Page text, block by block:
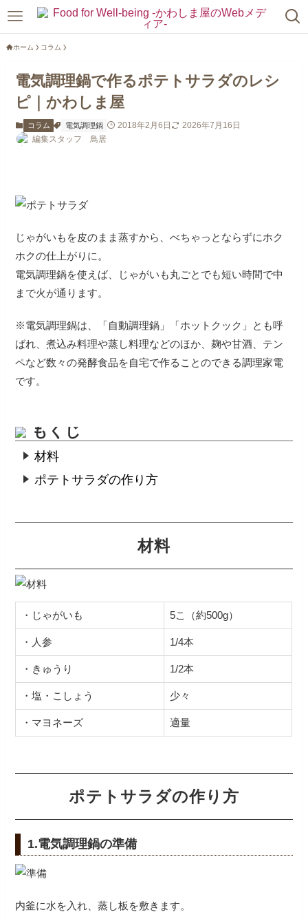
ホーム コラム
電気調理鍋で作るポテトサラダのレシ
ピ｜かわしま屋
コラム 電気調理鍋 2018年2月6日
2026年7月16日
編集スタッフ 鳥居
じゃがいもを皮のまま蒸すから、べちゃっとならずにホク
ホクの仕上がりに。
電気調理鍋を使えば、じゃがいも丸ごとでも短い時間で中
まで火が通ります。
※電気調理鍋は、「自動調理鍋」「ホットクック」とも呼
ばれ、煮込み料理や蒸し料理などのほか、麹や甘酒、テン
ペなど数々の発酵食品を自宅で作ることのできる調理家電
です。
もくじ
材料
ポテトサラダの作り方
材料
・じゃがいも 5こ（約500g）
・人参 1/4本
・きゅうり 1/2本
・塩・こしょう 少々
・マヨネーズ 適量
ポテトサラダの作り方
1.電気調理鍋の準備
内釜に水を入れ、蒸し板を敷きます。